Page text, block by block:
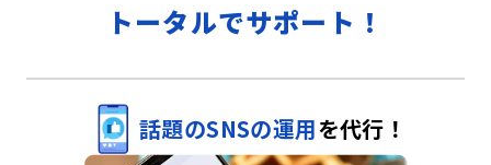
トータルでサポート！
話題のSNSの運用を代行！